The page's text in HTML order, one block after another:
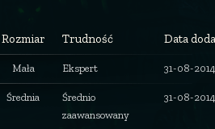
Rozmiar Trudność Data
Mała Ekspert 31-08-2014
Średnia
Średnio
zaawansowany
31-08-2014